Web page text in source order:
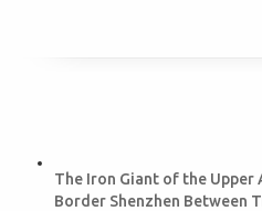
The Iron Giant of the Upper
Border Shenzhen Between